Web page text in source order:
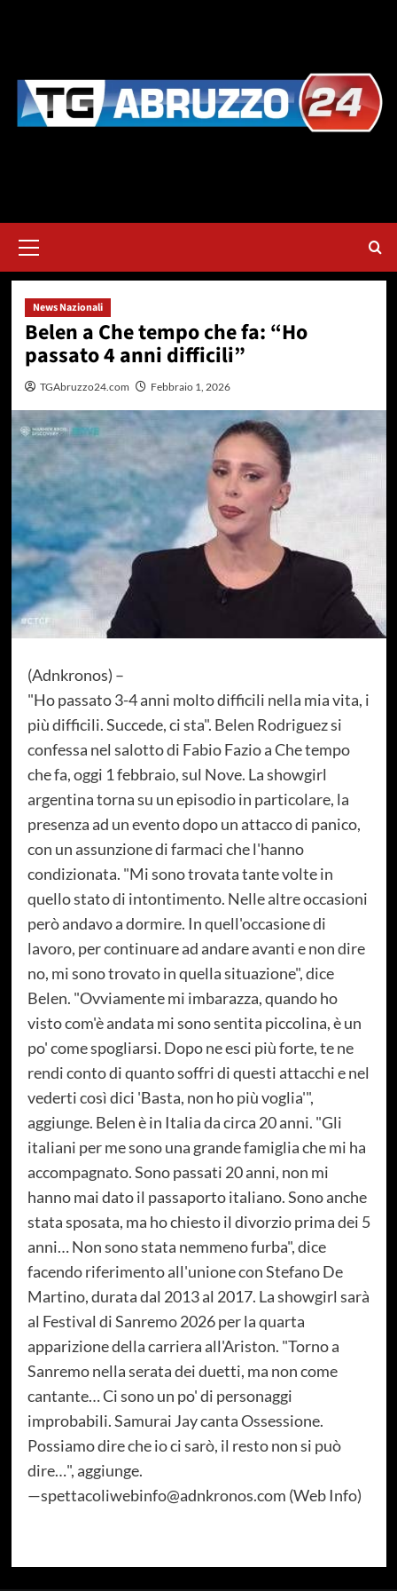
principale
News Nazionali
Belen a Che tempo che fa: “Ho
passato 4 anni difficili”
TGAbruzzo24.com Febbraio 1, 2026
(Adnkronos) –
"Ho passato 3-4 anni molto difficili nella mia vita, i
più difficili. Succede, ci sta". Belen Rodriguez si
confessa nel salotto di Fabio Fazio a Che tempo
che fa, oggi 1 febbraio, sul Nove. La showgirl
argentina torna su un episodio in particolare, la
presenza ad un evento dopo un attacco di panico,
con un assunzione di farmaci che l'hanno
condizionata. "Mi sono trovata tante volte in
quello stato di intontimento. Nelle altre occasioni
però andavo a dormire. In quell'occasione di
lavoro, per continuare ad andare avanti e non dire
no, mi sono trovato in quella situazione", dice
Belen. "Ovviamente mi imbarazza, quando ho
visto com'è andata mi sono sentita piccolina, è un
po' come spogliarsi. Dopo ne esci più forte, te ne
rendi conto di quanto soffri di questi attacchi e nel
vederti così dici 'Basta, non ho più voglia'",
aggiunge. Belen è in Italia da circa 20 anni. "Gli
italiani per me sono una grande famiglia che mi ha
accompagnato. Sono passati 20 anni, non mi
hanno mai dato il passaporto italiano. Sono anche
stata sposata, ma ho chiesto il divorzio prima dei 5
anni… Non sono stata nemmeno furba", dice
facendo riferimento all'unione con Stefano De
Martino, durata dal 2013 al 2017. La showgirl sarà
al Festival di Sanremo 2026 per la quarta
apparizione della carriera all'Ariston. "Torno a
Sanremo nella serata dei duetti, ma non come
cantante… Ci sono un po' di personaggi
improbabili. Samurai Jay canta Ossessione.
Possiamo dire che io ci sarò, il resto non si può
dire…", aggiunge.
—spettacoliwebinfo@adnkronos.com (Web Info)